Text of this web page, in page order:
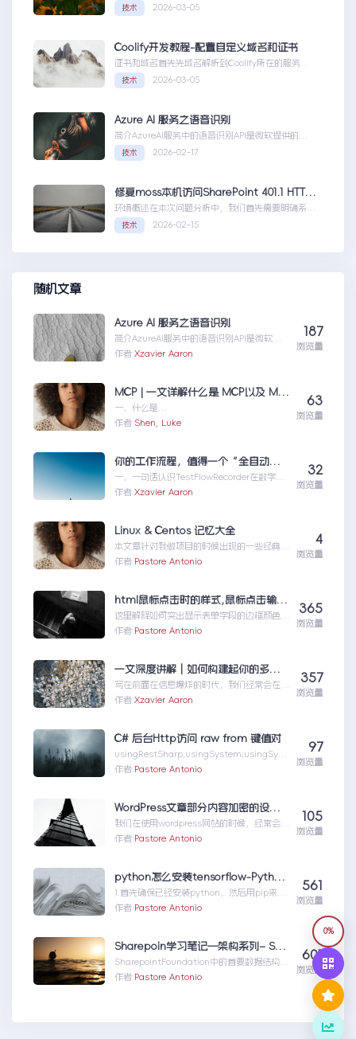
0%
来，随着人工智能技术的快速发展，AIAgen...MVP
聚技站｜GitHubCopilotSDK入门：五分钟构建你的
技术 2026-03-05
Coolify开发教程-配置自定义域名和证书
证书和域名首先先域名解析到Coolify所在的服务
器，然后获取你的证书NGINX版本的，这里就不
赘...Coolify开发教程-配置自定义域名和证书
技术 2026-03-05
Azure AI 服务之语音识别
简介AzureAI服务中的语音识别API是微软提供的一
项先进技术，旨在帮助开发者轻松实现语...AzureAI
服务之语音识别
技术 2026-02-17
修复moss本机访问SharePoint 401.1 HTTP错误
环境概述在本次问题分析中，我们首先需要明确系统
的运行环境。了解环境配置不仅能帮助我们定位问
题，也为...修复moss本机访问
技术 2026-02-15
随机文章
Azure AI 服务之语音识别
简介AzureAI服务中的语音识别API是微软提
供的一项先进技术，旨在帮助开发者轻松实现
作者:Xzavier Aaron
187
浏览量
MCP | 一文详解什么是 MCP以及 MCP 可以做什么
一、什么是
MCPMCP（ModelContextProtocol）是一
作者:Shen, Luke
63
浏览量
你的工作流程，值得一个“全自动数字分身”：录制、截图、成文，一气呵成
一、一句话认识TestFlowRecorder在数字化
工作环境中，如何准确记录操作步骤并生成
作者:Xzavier Aaron
32
浏览量
Linux & Centos 记忆大全
本文章针对我做项目的时候出现的一些经典问
题进行说明：关于
作者:Pastore Antonio
4
浏览量
html鼠标点击时的样式,鼠标点击输入框时高亮显示边框颜色【jquery和css实现】…
这里解释如何突出显示表单字段的边框颜色、
背景颜色等，如焦点上的HTML输入文本框、
【jquery和css实现】…
作者:Pastore Antonio
365
浏览量
一文深度讲解｜如何构建起你的多模态AI知识库
写在前面在信息爆炸的时代，我们经常会在各
种平台上碰到优质的技术讲座或深度播客。这
作者:Xzavier Aaron
357
浏览量
C# 后台Http访问 raw from 键值对
usingRestSharp;usingSystem;usingSyst
em.Collec...C#后台Http访问rawfrom键值
作者:Pastore Antonio
97
浏览量
WordPress文章部分内容加密的设置方法！
我们在使用wordpress网站的时候，经常会用
到文章加密的方法，这个操作在发布的时候设
作者:Pastore Antonio
105
浏览量
python怎么安装tensorflow-Python使用pip安装TensorFlow模块
1.首先确保已经安装python，然后用pip来安
装matplotlib模块。2.进入到cmd窗
作者:Pastore Antonio
561
浏览量
Sharepoin学习笔记—架构系列– Sharepoint的数据模型(DataModel)、数据管理(Data Management)与查询(Query System)
SharepointFoundation中的首要数据结构就
是列表(List),每个...Sharepoin学习笔记—架
作者:Pastore Antonio
601
浏览量